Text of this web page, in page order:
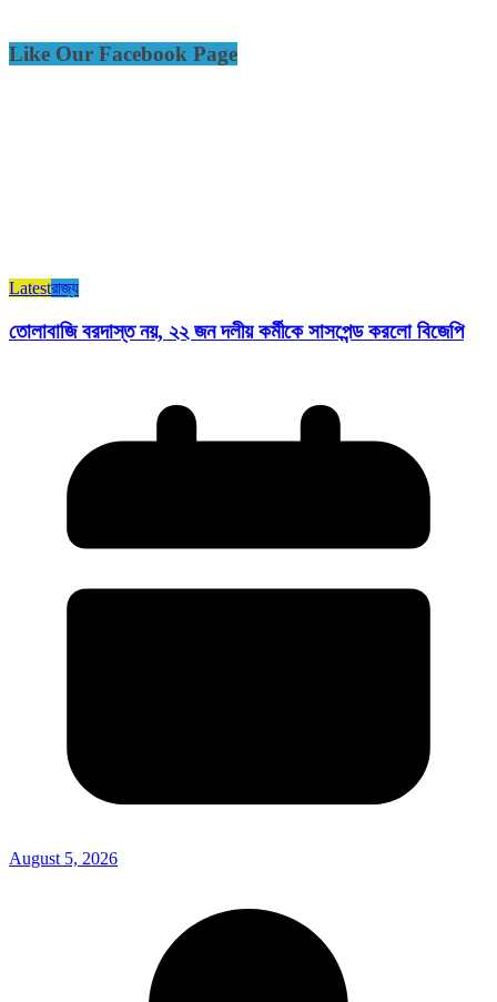
Like Our Facebook Page
Latestরাজ্য​
তোলাবাজি বরদাস্ত নয়, ২২ জন দলীয় কর্মীকে সাসপেন্ড করলো বিজেপি
August 5, 2026